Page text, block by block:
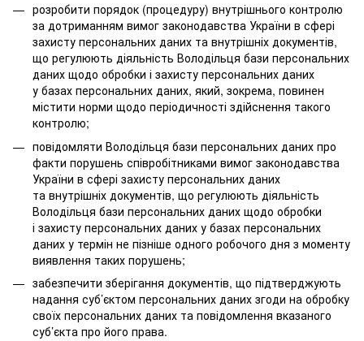
розробити порядок (процедуру) внутрішнього контролю
за дотриманням вимог законодавства України в сфері
захисту персональних даних та внутрішніх документів,
що регулюють діяльність Володільця бази персональних
даних щодо обробки і захисту персональних даних
у базах персональних даних, який, зокрема, повинен
містити норми щодо періодичності здійснення такого
контролю;
повідомляти Володільця бази персональних даних про
факти порушень співробітниками вимог законодавства
України в сфері захисту персональних даних
та внутрішніх документів, що регулюють діяльність
Володільця бази персональних даних щодо обробки
і захисту персональних даних у базах персональних
даних у термін не пізніше одного робочого дня з моменту
виявлення таких порушень;
забезпечити зберігання документів, що підтверджують
надання суб’єктом персональних даних згоди на обробку
своїх персональних даних та повідомлення вказаного
суб’єкта про його права.